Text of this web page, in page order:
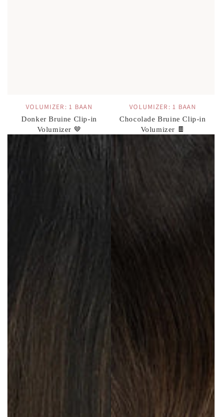
VOLUMIZER: 1 BAAN
Donker Bruine Clip-in
Volumizer 🤎
VOLUMIZER: 1 BAAN
Chocolade Bruine Clip-in
Volumizer 🍫